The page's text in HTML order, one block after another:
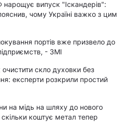
нарощує випуск "Іскандерів":
чому Україні важко з цим
портів вже призвело до
- ЗМІ
очистити скло духовки без
експерти розкрили простий
на мідь на шляху до нового
коштує метал тепер